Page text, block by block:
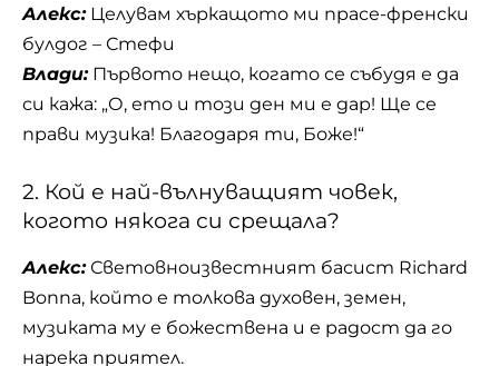
Алекс: Целувам хъркащото ми прасе-френски
булдог – Стефи
Влади: Първото нещо, когато се събудя е да
си кажа: „О, ето и този ден ми е дар! Ще се
прави музика! Благодаря ти, Боже!“
2. Кой е най-вълнуващият човек,
когото някога си срещала?
Алекс: Световноизвестният басист Richard
Bonna, който е толкова духовен, земен,
музиката му е божествена и е радост да го
нарека приятел.